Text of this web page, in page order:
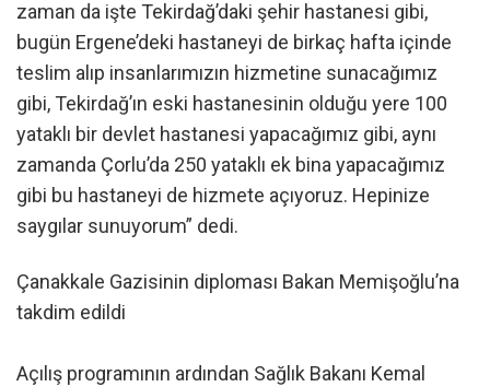
zaman da işte Tekirdağ’daki şehir hastanesi gibi,
bugün Ergene’deki hastaneyi de birkaç hafta içinde
teslim alıp insanlarımızın hizmetine sunacağımız
gibi, Tekirdağ’ın eski hastanesinin olduğu yere 100
yataklı bir devlet hastanesi yapacağımız gibi, aynı
zamanda Çorlu’da 250 yataklı ek bina yapacağımız
gibi bu hastaneyi de hizmete açıyoruz. Hepinize
saygılar sunuyorum” dedi.
Çanakkale Gazisinin diploması Bakan Memişoğlu’na
takdim edildi
Açılış programının ardından Sağlık Bakanı Kemal